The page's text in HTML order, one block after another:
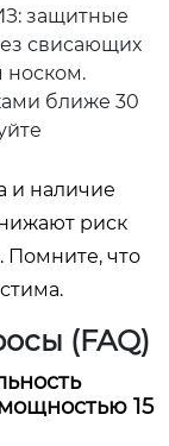
защитные
свисающих
носком.
ближе 30
и наличие
риск
Помните, что
(FAQ)
15